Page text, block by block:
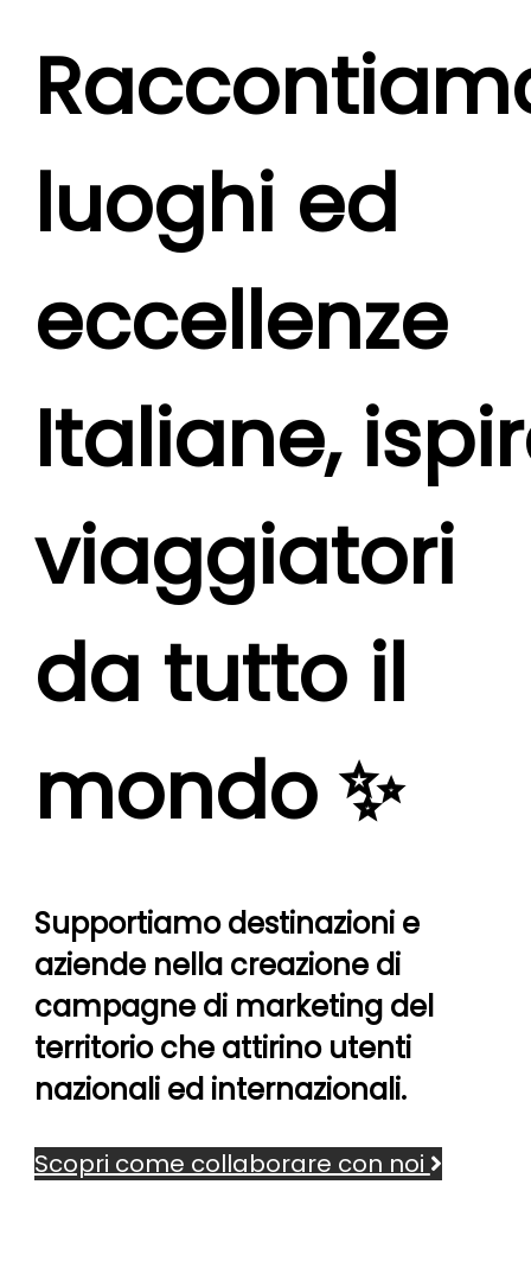
luoghi ed
eccellenze
Italiane,
viaggiatori
da tutto il
mondo ✨
Supportiamo destinazioni e
aziende nella creazione di
campagne di marketing del
territorio che attirino utenti
nazionali ed internazionali.
Scopri come collaborare con noi